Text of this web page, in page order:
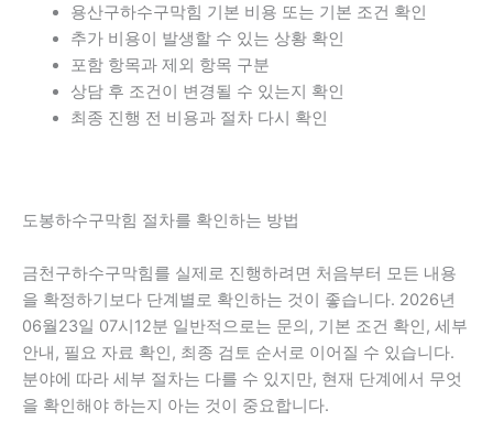
용산구하수구막힘 기본 비용 또는 기본 조건 확인
추가 비용이 발생할 수 있는 상황 확인
포함 항목과 제외 항목 구분
상담 후 조건이 변경될 수 있는지 확인
최종 진행 전 비용과 절차 다시 확인
도봉하수구막힘 절차를 확인하는 방법
금천구하수구막힘를 실제로 진행하려면 처음부터 모든 내용
을 확정하기보다 단계별로 확인하는 것이 좋습니다. 2026년
06월23일 07시12분 일반적으로는 문의, 기본 조건 확인, 세부
안내, 필요 자료 확인, 최종 검토 순서로 이어질 수 있습니다.
분야에 따라 세부 절차는 다를 수 있지만, 현재 단계에서 무엇
을 확인해야 하는지 아는 것이 중요합니다.